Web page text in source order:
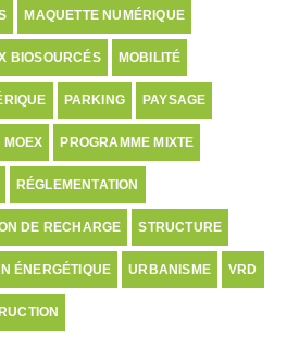
MAQUETTE NUMÉRIQUE
BIOSOURCÉS MOBILITÉ
PARKING PAYSAGE
MOEX PROGRAMME MIXTE
RÉGLEMENTATION
DE RECHARGE STRUCTURE
ÉNERGÉTIQUE URBANISME VRD